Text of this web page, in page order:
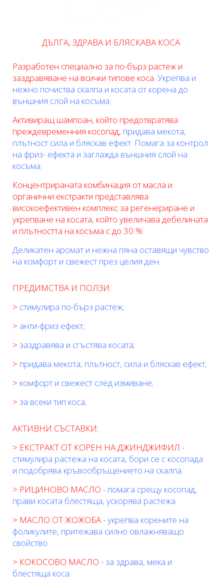
ДЪЛГА, ЗДРАВА И БЛЯСКАВА КОСА
Разработен специално за по-бърз растеж и
заздравяване на всички типове коса. Укрепва и
нежно почиства скалпа и косата от корена до
външния слой на косъма.
Активиращ шампоан, който предотвратява
преждевременния косопад, придава мекота,
плътност сила и бляскав ефект. Помага за контрол
на фриз- ефекта и заглажда външния слой на
косъма.
Концентрираната комбинация от масла и
органични екстракти представлява
високоефективен комплекс за регенериране и
укрепване на косата, който увеличава дебелината
и плътността на косъма с до 30 %.
Деликатен аромат и нежна пяна оставящи чувство
на комфорт и свежест през целия ден.
ПРЕДИМСТВА И ПОЛЗИ:
> стимулира по-бърз растеж;
> анти-фриз ефект;
> заздравява и сгъстява косата;
> придава мекота, плътност, сила и бляскав ефект;
> комфорт и свежест след измиване;
> за всеки тип коса;
АКТИВНИ СЪСТАВКИ:
> ЕКСТРАКТ ОТ КОРЕН НА ДЖИНДЖИФИЛ -
стимулира растежа на косата, бори се с косопада
и подoбрява кръвообръщението на скалпа.
> РИЦИНОВО МАСЛО - помага срещу косопад,
прави косата блестяща, ускорява растежа.
> МАСЛО ОТ ЖОЖОБА- укрепва корените на
фоликулите, притежава силно овлажняващо
свойство.
> КОКОСОВО МАСЛО - за здрава, мека и
блестяща коса.